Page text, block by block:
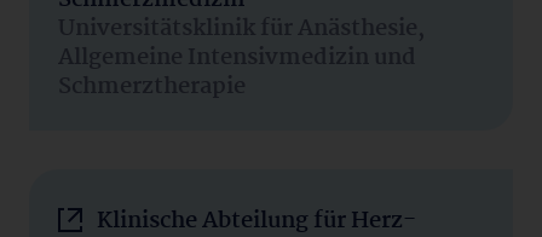
Universitätsklinik für Anästhesie,
Allgemeine Intensivmedizin und
Schmerztherapie
Klinische Abteilung für Herz-